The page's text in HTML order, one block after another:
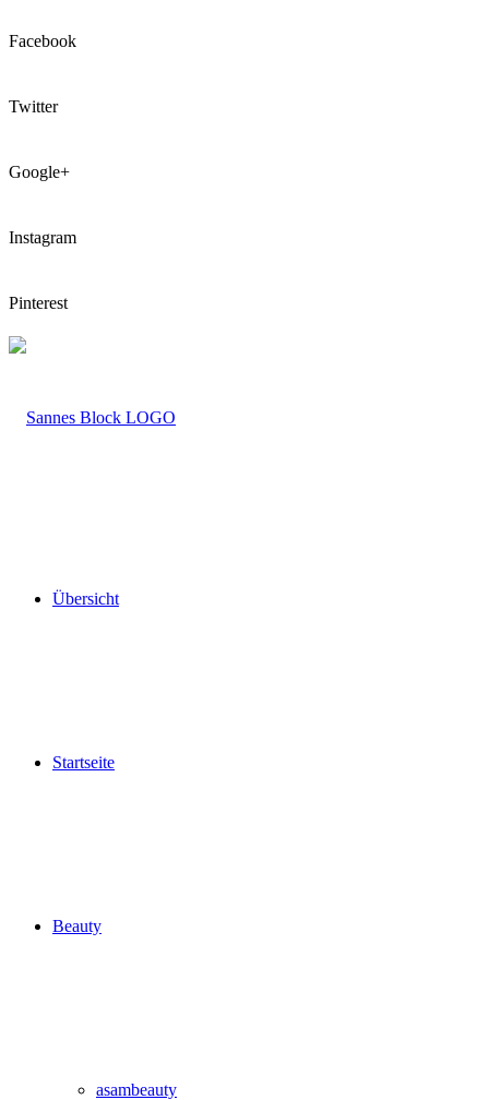
Facebook
Twitter
Google+
Instagram
Pinterest
LOGO
Übersicht
Startseite
Beauty
asambeauty